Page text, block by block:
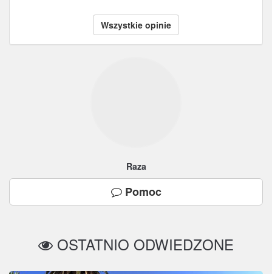
Wszystkie opinie
Raza
Pomoc
OSTATNIO ODWIEDZONE